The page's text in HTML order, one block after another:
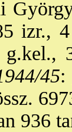
izr.,
45:
936